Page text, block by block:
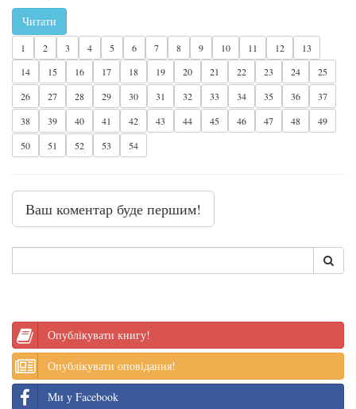
Читати
1 2 3 4 5 6 7 8 9 10 11 12
13
14
15 16 17 18 19 20 21 22 23 24
25
26
27 28 29 30 31 32 33 34 35 36
37
38
39 40 41 42 43 44 45 46 47 48
49
50
51 52 53 54
Ваш коментар буде першим!
Опублікувати книгу!
Опублікувати оповідання!
Ми у Facebook